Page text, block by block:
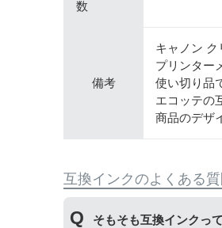
数
備考
キャノン
プリンター
使い切り品
エコッテの
商品のデザ
互換インクのよくある質
そもそも互換インクっ